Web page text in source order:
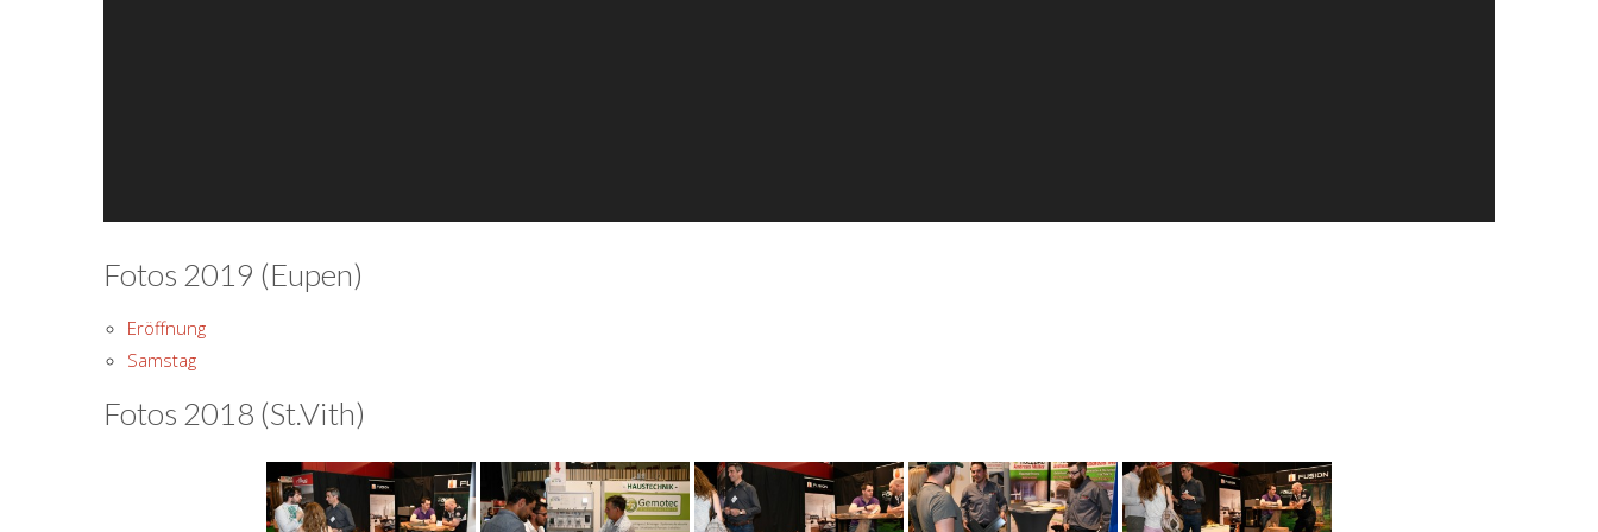
Fotos 2019 (Eupen)
Eröffnung
Samstag
Fotos 2018 (St.Vith)